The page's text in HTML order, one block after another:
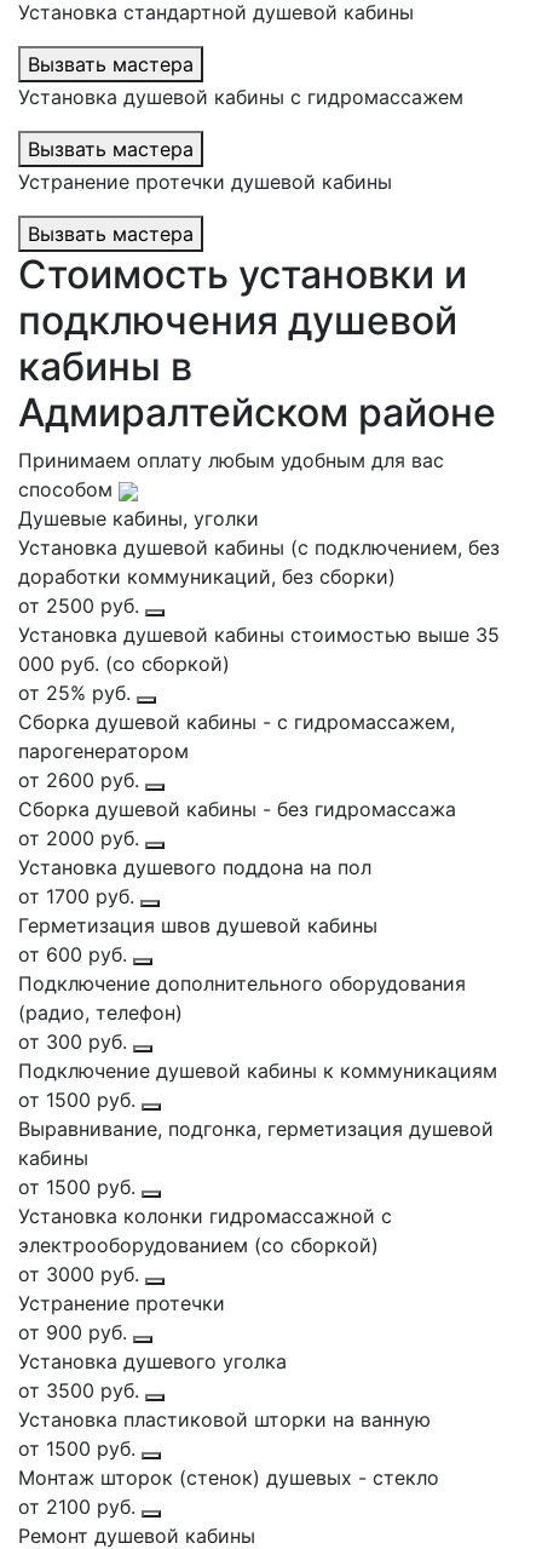
Установка стандартной душевой кабины
Вызвать мастера
Установка душевой кабины с гидромассажем
Вызвать мастера
Устранение протечки душевой кабины
Вызвать мастера
Стоимость установки и
подключения душевой
кабины в
Адмиралтейском районе
Принимаем оплату любым удобным для вас
способом
Душевые кабины, уголки
Установка душевой кабины (с подключением, без
доработки коммуникаций, без сборки)
от 2500 руб.
Установка душевой кабины стоимостью выше 35
000 руб. (со сборкой)
от 25% руб.
Сборка душевой кабины - с гидромассажем,
парогенератором
от 2600 руб.
Сборка душевой кабины - без гидромассажа
от 2000 руб.
Установка душевого поддона на пол
от 1700 руб.
Герметизация швов душевой кабины
от 600 руб.
Подключение дополнительного оборудования
(радио, телефон)
от 300 руб.
Подключение душевой кабины к коммуникациям
от 1500 руб.
Выравнивание, подгонка, герметизация душевой
кабины
от 1500 руб.
Установка колонки гидромассажной с
электрооборудованием (со сборкой)
от 3000 руб.
Устранение протечки
от 900 руб.
Установка душевого уголка
от 3500 руб.
Установка пластиковой шторки на ванную
от 1500 руб.
Монтаж шторок (стенок) душевых - стекло
от 2100 руб.
Ремонт душевой кабины